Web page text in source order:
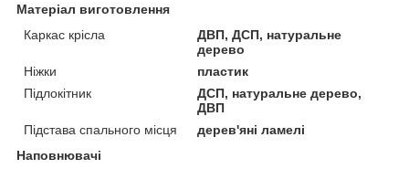
Матеріал виготовлення
Каркас крісла
ДВП, ДСП, натуральне
дерево
Ніжки
пластик
Підлокітник
ДСП, натуральне дерево,
ДВП
Підстава спального місця
дерев'яні ламелі
Наповнювачі